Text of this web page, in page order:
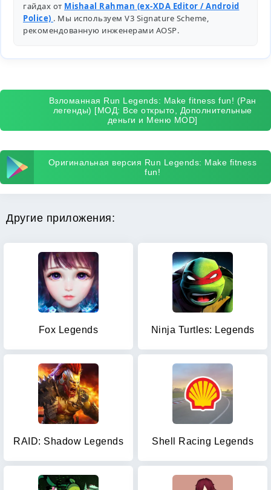
гайдах от Mishaal Rahman (ex-XDA Editor / Android
Police) . Мы используем V3 Signature Scheme,
рекомендованную инженерами AOSP.
Взломанная Run Legends: Make fitness fun! (Ран
легенды) [МОД: Все открыто, Дополнительные
деньги и Меню MOD]
Оригинальная версия Run Legends: Make fitness
fun!
Другие приложения:
Fox Legends Ninja Turtles: Legends
RAID: Shadow Legends Shell Racing Legends